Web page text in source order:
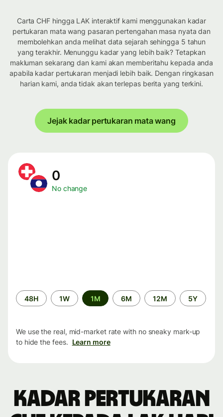
Carta CHF hingga LAK interaktif kami menggunakan kadar
pertukaran mata wang pasaran pertengahan masa nyata dan
membolehkan anda melihat data sejarah sehingga 5 tahun
yang terakhir. Menunggu kadar yang lebih baik? Tetapkan
makluman sekarang dan kami akan memberitahu kepada anda
apabila kadar pertukaran menjadi lebih baik. Dengan ringkasan
harian kami, anda tidak akan terlepas berita yang terkini.
Jejak kadar pertukaran mata wang
0
No change
Time
period
48H 1W 1M 6M 12M 5Y
We use the real, mid-market rate with no sneaky mark-up
to hide the fees. Learn more
Kadar pertukaran